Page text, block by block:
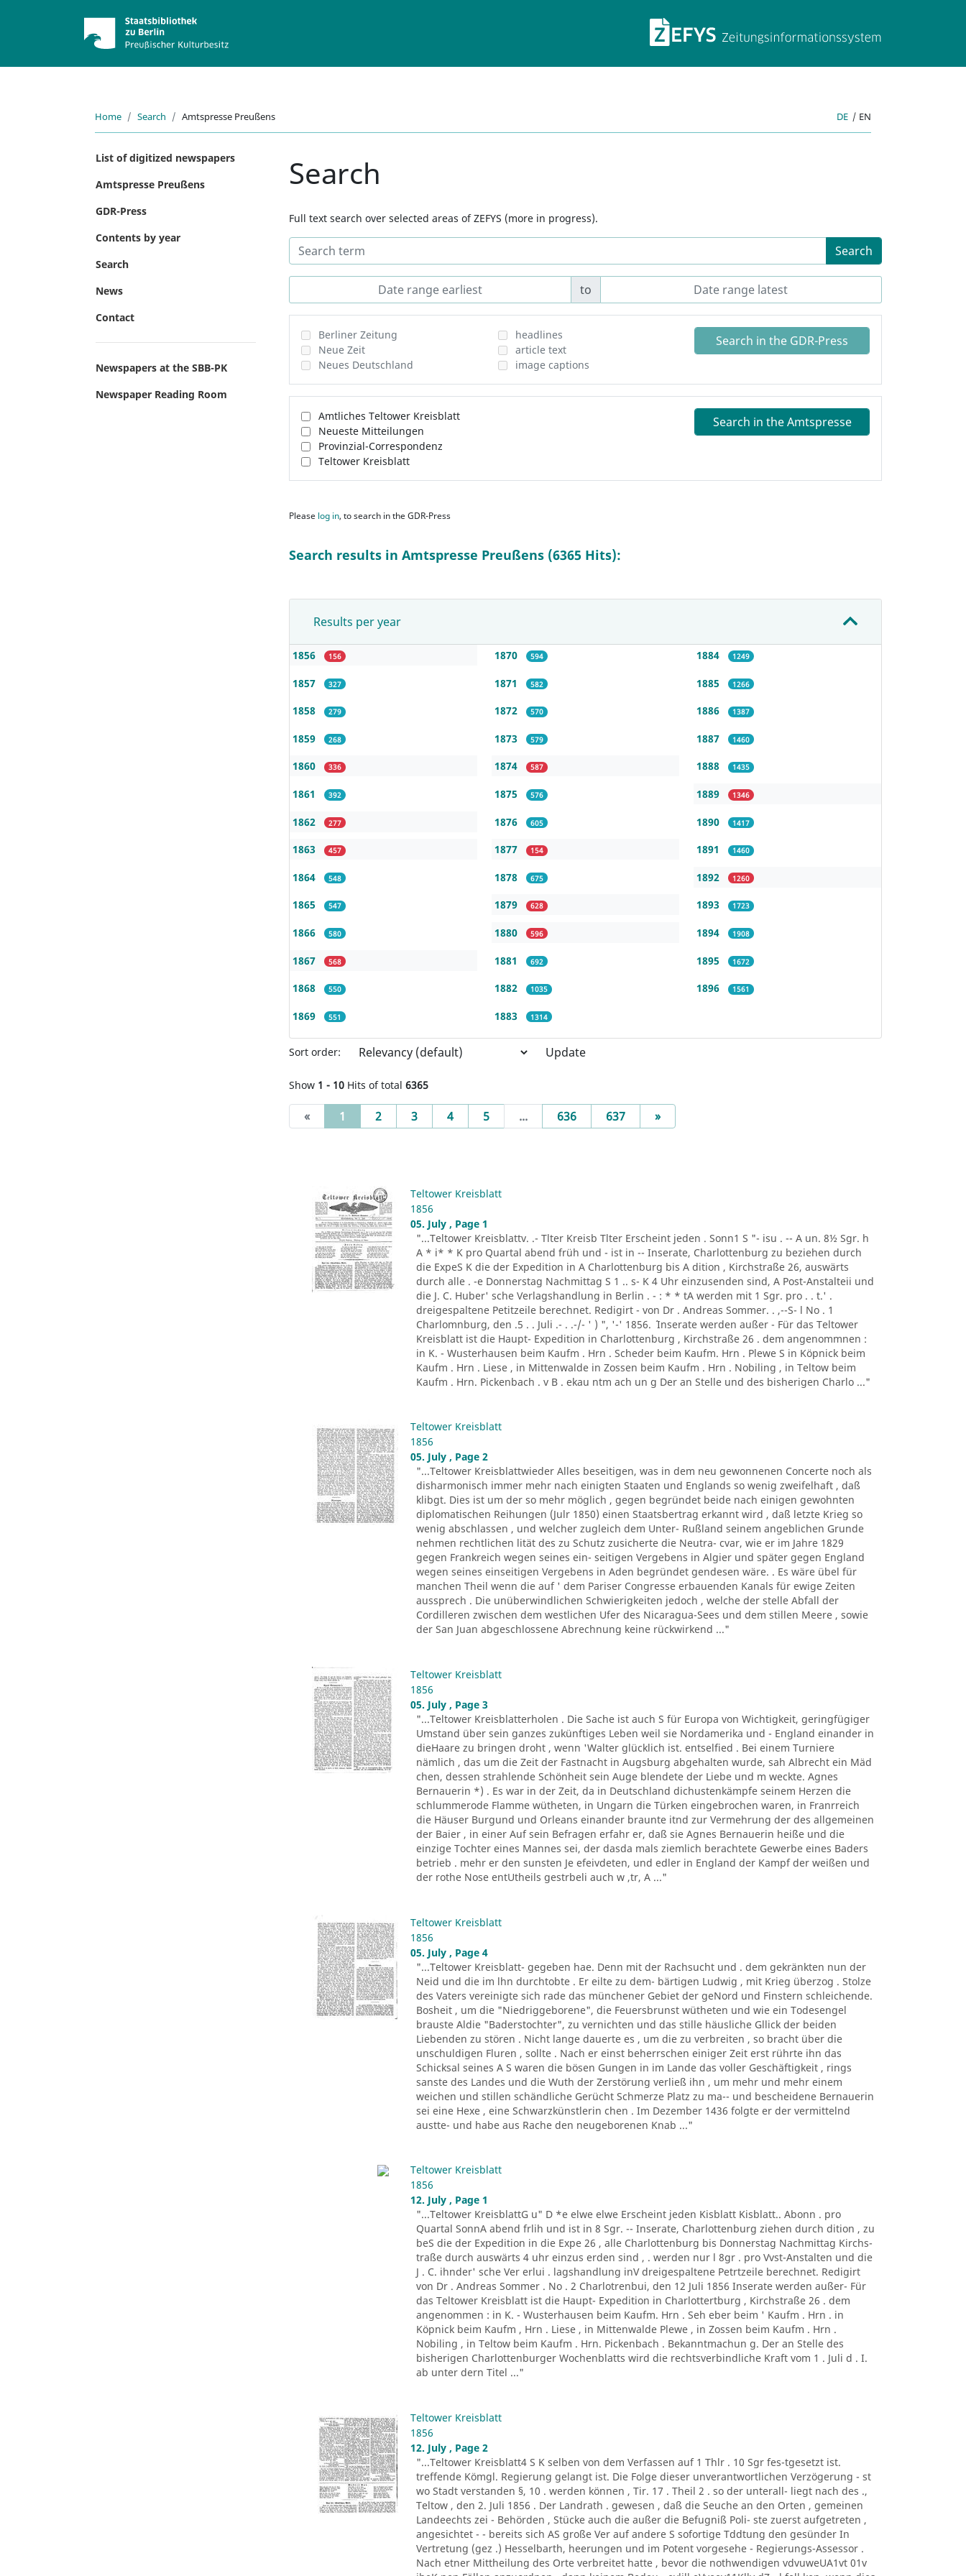
ZEFYS Newspaper
Home Search Amtspresse Preußens DE | EN
List of digitized newspapers
Amtspresse Preußens
GDR-Press
Contents by year
Search
News
Contact
Newspapers at the SBB-PK
Newspaper Reading Room
Search
Full text search over selected areas of ZEFYS (more in progress).
Search
to
Berliner Zeitung
Neue Zeit
Neues Deutschland
headlines
article text
image captions
Search in the GDR-Press
Amtliches Teltower Kreisblatt
Neueste Mitteilungen
Provinzial-Correspondenz
Teltower Kreisblatt
Search in the Amtspresse
Please log in, to search in the GDR-Press
Search results in Amtspresse Preußens (6365 Hits):
Results per year
1856 156
1857 327
1858 279
1859 268
1860 336
1861 392
1862 277
1863 457
1864 548
1865 547
1866 580
1867 568
1868 550
1869 551
1870 594
1871 582
1872 570
1873 579
1874 587
1875 576
1876 605
1877 154
1878 675
1879 628
1880 596
1881 692
1882 1035
1883 1314
1884 1249
1885 1266
1886 1387
1887 1460
1888 1435
1889 1346
1890 1417
1891 1460
1892 1260
1893 1723
1894 1908
1895 1672
1896 1561
Sort order: Update
Show 1 - 10 Hits of total 6365
« 1 (current)
2 3 4 5 ... 636 637 »Next
Teltower Kreisblatt
1856
05. July , Page 1
"...Teltower Kreisblattv. .- Tlter Kreisb Tlter Erscheint jeden . Sonn1 S "- isu . -- A un. 8½ Sgr. h
A * i* * K pro Quartal abend früh und - ist in -- Inserate, Charlottenburg zu beziehen durch
die ExpeS K die der Expedition in A Charlottenburg bis A dition , Kirchstraße 26, auswärts
durch alle . -e Donnerstag Nachmittag S 1 .. s- K 4 Uhr einzusenden sind, A Post-Anstalteii und
die J. C. Huber' sche Verlagshandlung in Berlin . - : * * tA werden mit 1 Sgr. pro . . t.' .
dreigespaltene Petitzeile berechnet. Redigirt - von Dr . Andreas Sommer. . ,--S- l No . 1
Charlomnburg, den .5 . . Juli .- . .-/- ' ) ", '-' 1856. ´ Inserate werden außer - Für das Teltower
Kreisblatt ist die Haupt- Expedition in Charlottenburg , Kirchstraße 26 . dem angenommnen :
in K. - Wusterhausen beim Kaufm . Hrn . Scheder beim Kaufm. Hrn . Plewe S in Köpnick beim
Kaufm . Hrn . Liese , in Mittenwalde in Zossen beim Kaufm . Hrn . Nobiling , in Teltow beim
Kaufm . Hrn. Pickenbach . v B . ekau ntm ach un g Der an Stelle und des bisherigen Charlo ..."
Teltower Kreisblatt
1856
05. July , Page 2
"...Teltower Kreisblattwieder Alles beseitigen, was in dem neu gewonnenen Concerte noch als
disharmonisch immer mehr nach einigten Staaten und Englands so wenig zweifelhaft , daß
klibgt. Dies ist um der so mehr möglich , gegen begründet beide nach einigen gewohnten
diplomatischen Reihungen (Julr 1850) einen Staatsbertrag erkannt wird , daß letzte Krieg so
wenig abschlassen , und welcher zugleich dem Unter- Rußland seinem angeblichen Grunde
nehmen rechtlichen lität des zu Schutz zusicherte die Neutra- cvar, wie er im Jahre 1829
gegen Frankreich wegen seines ein- seitigen Vergebens in Algier und später gegen England
wegen seines einseitigen Vergebens in Aden begründet gendesen wäre. . Es wäre übel für
manchen Theil wenn die auf ' dem Pariser Congresse erbauenden Kanals für ewige Zeiten
aussprech . Die unüberwindlichen Schwierigkeiten jedoch , welche der stelle Abfall der
Cordilleren zwischen dem westlichen Ufer des Nicaragua-Sees und dem stillen Meere , sowie
der San Juan abgeschlossene Abrechnung keine rückwirkend ..."
Teltower Kreisblatt
1856
05. July , Page 3
"...Teltower Kreisblatterholen . Die Sache ist auch S für Europa von Wichtigkeit, geringfügiger
Umstand über sein ganzes zukünftiges Leben weil sie Nordamerika und - England einander in
dieHaare zu bringen droht , wenn 'Walter glücklich ist. entselfied . Bei einem Turniere
nämlich , das um die Zeit der Fastnacht in Augsburg abgehalten wurde, sah Albrecht ein Mäd
chen, dessen strahlende Schönheit sein Auge blendete der Liebe und m weckte. Agnes
Bernauerin *) . Es war in der Zeit, da in Deutschland dichustenkämpfe seinem Herzen die
schlummerode Flamme wütheten, in Ungarn die Türken eingebrochen waren, in Franrreich
die Häuser Burgund und Orleans einander braunte itnd zur Vermehrung der des allgemeinen
der Baier , in einer Auf sein Befragen erfahr er, daß sie Agnes Bernauerin heiße und die
einzige Tochter eines Mannes sei, der dasda mals ziemlich berachtete Gewerbe eines Baders
betrieb . mehr er den sunsten Je efeivdeten, und edler in England der Kampf der weißen und
der rothe Nose entUtheils gestrbeli auch w ,tr, A ..."
Teltower Kreisblatt
1856
05. July , Page 4
"...Teltower Kreisblatt- gegeben hae. Denn mit der Rachsucht und . dem gekränkten nun der
Neid und die im lhn durchtobte . Er eilte zu dem- bärtigen Ludwig , mit Krieg überzog . Stolze
des Vaters vereinigte sich rade das münchener Gebiet der geNord und Finstern schleichende.
Bosheit , um die "Niedriggeborene", die Feuersbrunst wütheten und wie ein Todesengel
brauste Aldie "Baderstochter", zu vernichten und das stille häusliche Gllick der beiden
Liebenden zu stören . Nicht lange dauerte es , um die zu verbreiten , so bracht über die
unschuldigen Fluren , sollte . Nach er einst beherrschen einiger Zeit erst rührte ihn das
Schicksal seines A S waren die bösen Gungen in im Lande das voller Geschäftigkeit , rings
sanste des Landes und die Wuth der Zerstörung verließ ihn , um mehr und mehr einem
weichen und stillen schändliche Gerücht Schmerze Platz zu ma-- und bescheidene Bernauerin
sei eine Hexe , eine Schwarzkünstlerin chen . Im Dezember 1436 folgte er der vermittelnd
austte- und habe aus Rache den neugeborenen Knab ..."
Teltower Kreisblatt
1856
12. July , Page 1
"...Teltower KreisblattG u" D *e elwe elwe Erscheint jeden Kisblatt Kisblatt.. Abonn . pro
Quartal SonnA abend frlih und ist in 8 Sgr. -- Inserate, Charlottenburg ziehen durch dition , zu
beS die der Expedition in die Expe 26 , alle Charlottenburg bis Donnerstag Nachmittag Kirchs-
traße durch auswärts 4 uhr einzus erden sind , . werden nur l 8gr . pro Vvst-Anstalten und die
J . C. ihnder' sche Ver erlui . lagshandlung inV dreigespaltene Petrtzeile berechnet. Redigirt
von Dr . Andreas Sommer . No . 2 Charlotrenbui, den 12 Juli 1856 Inserate werden außer- Für
das Teltower Kreisblatt ist die Haupt- Expedition in Charlottertburg , Kirchstraße 26 . dem
angenommen : in K. - Wusterhausen beim Kaufm. Hrn . Seh eber beim ' Kaufm . Hrn . in
Köpnick beim Kaufm , Hrn . Liese , in Mittenwalde Plewe , in Zossen beim Kaufm . Hrn .
Nobiling , in Teltow beim Kaufm . Hrn. Pickenbach . Bekanntmachun g. Der an Stelle des
bisherigen Charlottenburger Wochenblatts wird die rechtsverbindliche Kraft vom 1 . Juli d . I.
ab unter dern Titel ..."
Teltower Kreisblatt
1856
12. July , Page 2
"...Teltower Kreisblatt4 S K selben von dem Verfassen auf 1 Thlr . 10 Sgr fes-tgesetzt ist.
treffende Kömgl. Regierung gelangt ist. Die Folge dieser unverantwortlichen Verzögerung - st
wo Stadt verstanden §, 10 . werden können , Tir. 17 . Theil 2 . so der unterall- liegt nach des .,
Teltow , den 2. Juli 1856 . Der Landrath . gewesen , daß die Seuche an den Orten , gemeinen
Landeechts zei - Behörden , Stücke auch die außer die Befugniß Poli- ste zuerst aufgetreten ,
angesichtet - - bereits sich AS große Ver auf andere S sofortige Tddtung den gesünder In
Vertretung (gez .) Hesselbarth, heerungen und im Potent vorgesehe - Regierungs-Assessor .
Nach etner Mittheilung des Orte verbreitet hatte , bevor die nothwendigen vdvuweUA1vt 01v